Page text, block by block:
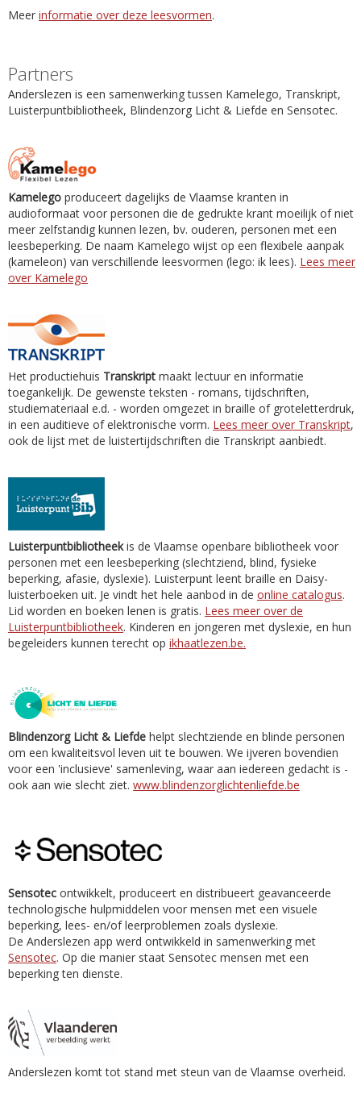
Meer informatie over deze leesvormen.
Partners
Anderslezen is een samenwerking tussen Kamelego, Transkript,
Luisterpuntbibliotheek, Blindenzorg Licht & Liefde en Sensotec.
Kamelego produceert dagelijks de Vlaamse kranten in
audioformaat voor personen die de gedrukte krant moeilijk of niet
meer zelfstandig kunnen lezen, bv. ouderen, personen met een
leesbeperking. De naam Kamelego wijst op een flexibele aanpak
(kameleon) van verschillende leesvormen (lego: ik lees). Lees meer
over Kamelego
Het productiehuis Transkript maakt lectuur en informatie
toegankelijk. De gewenste teksten - romans, tijdschriften,
studiemateriaal e.d. - worden omgezet in braille of groteletterdruk,
in een auditieve of elektronische vorm. Lees meer over Transkript,
ook de lijst met de luistertijdschriften die Transkript aanbiedt.
Luisterpuntbibliotheekis de Vlaamse openbare bibliotheek voor
personen met een leesbeperking (slechtziend, blind, fysieke
beperking, afasie, dyslexie). Luisterpunt leent braille en Daisy-
luisterboeken uit. Je vindt het hele aanbod in de online catalogus.
Lid worden en boeken lenen is gratis. Lees meer over de
Luisterpuntbibliotheek. Kinderen en jongeren met dyslexie, en hun
begeleiders kunnen terecht op ikhaatlezen.be.
Blindenzorg Licht & Liefde helpt slechtziende en blinde personen
om een kwaliteitsvol leven uit te bouwen. We ijveren bovendien
voor een 'inclusieve' samenleving, waar aan iedereen gedacht is -
ook aan wie slecht ziet. www.blindenzorglichtenliefde.be
Sensotec ontwikkelt, produceert en distribueert geavanceerde
technologische hulpmiddelen voor mensen met een visuele
beperking, lees- en/of leerproblemen zoals dyslexie.
De Anderslezen app werd ontwikkeld in samenwerking met
Sensotec. Op die manier staat Sensotec mensen met een
beperking ten dienste.
Anderslezen komt tot stand met steun van de Vlaamse overheid.